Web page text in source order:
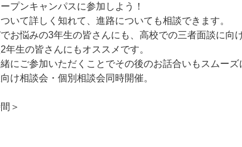
プンキャンパスに参加しよう！
いて詳しく知れて、進路についても相談できます。
お悩みの3年生の皆さんにも、高校での三者面談に向
年生の皆さんにもオススメです。
にご参加いただくことでその後のお話合いもスムーズ
け相談会・個別相談会同時開催。
＞